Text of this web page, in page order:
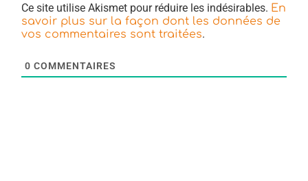
Ce site utilise Akismet pour réduire les indésirables. En
savoir plus sur la façon dont les données de
vos commentaires sont traitées.
0 COMMENTAIRES